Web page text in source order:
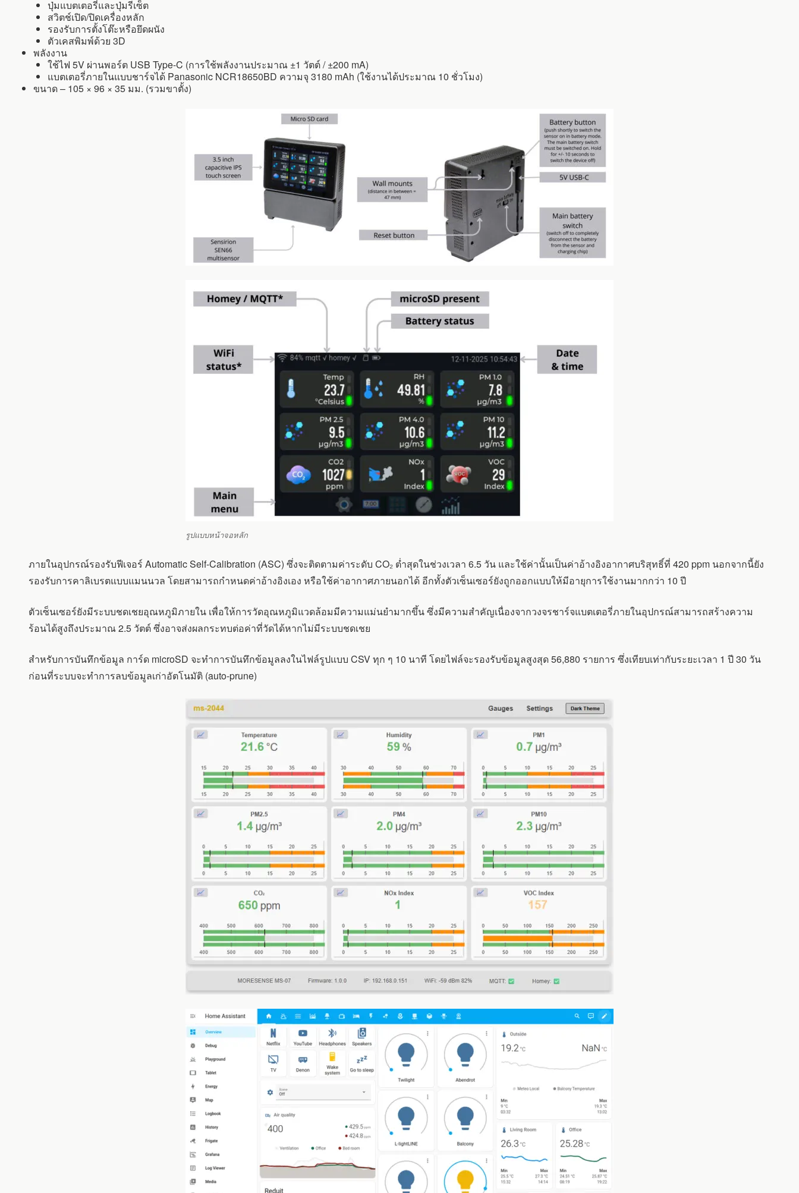
ปุ่มแบตเตอรี่และปุ่มรีเซ็ต
สวิตช์เปิด/ปิดเครื่องหลัก
รองรับการตั้งโต๊ะหรือยึดผนัง
ตัวเคสพิมพ์ด้วย 3D
พลังงาน
ใช้ไฟ 5V ผ่านพอร์ต USB Type-C (การใช้พลังงานประมาณ ±1 วัตต์ / ±200 mA)
แบตเตอรี่ภายในแบบชาร์จได้ Panasonic NCR18650BD ความจุ 3180 mAh (ใช้งานได้ประมาณ 10 ชั่วโมง)
ขนาด – 105 × 96 × 35 มม. (รวมขาตั้ง)
รูปแบบหน้าจอหลัก
ภายในอุปกรณ์รองรับฟีเจอร์ Automatic Self-Calibration (ASC) ซึ่งจะติดตามค่าระดับ CO₂ ต่ำสุดในช่วงเวลา 6.5 วัน และใช้ค่านั้นเป็นค่าอ้างอิงอากาศบริสุทธิ์ที่ 420 ppm นอกจากนี้ยัง
รองรับการคาลิเบรตแบบแมนนวล โดยสามารถกำหนดค่าอ้างอิงเอง หรือใช้ค่าอากาศภายนอกได้ อีกทั้งตัวเซ็นเซอร์ยังถูกออกแบบให้มีอายุการใช้งานมากกว่า 10 ปี
ตัวเซ็นเซอร์ยังมีระบบชดเชยอุณหภูมิภายใน เพื่อให้การวัดอุณหภูมิแวดล้อมมีความแม่นยำมากขึ้น ซึ่งมีความสำคัญเนื่องจากวงจรชาร์จแบตเตอรี่ภายในอุปกรณ์สามารถสร้างความ
ร้อนได้สูงถึงประมาณ 2.5 วัตต์ ซึ่งอาจส่งผลกระทบต่อค่าที่วัดได้หากไม่มีระบบชดเชย
สำหรับการบันทึกข้อมูล การ์ด microSD จะทำการบันทึกข้อมูลลงในไฟล์รูปแบบ CSV ทุก ๆ 10 นาที โดยไฟล์จะรองรับข้อมูลสูงสุด 56,880 รายการ ซึ่งเทียบเท่ากับระยะเวลา 1 ปี 30 วัน
ก่อนที่ระบบจะทำการลบข้อมูลเก่าอัตโนมัติ (auto-prune)